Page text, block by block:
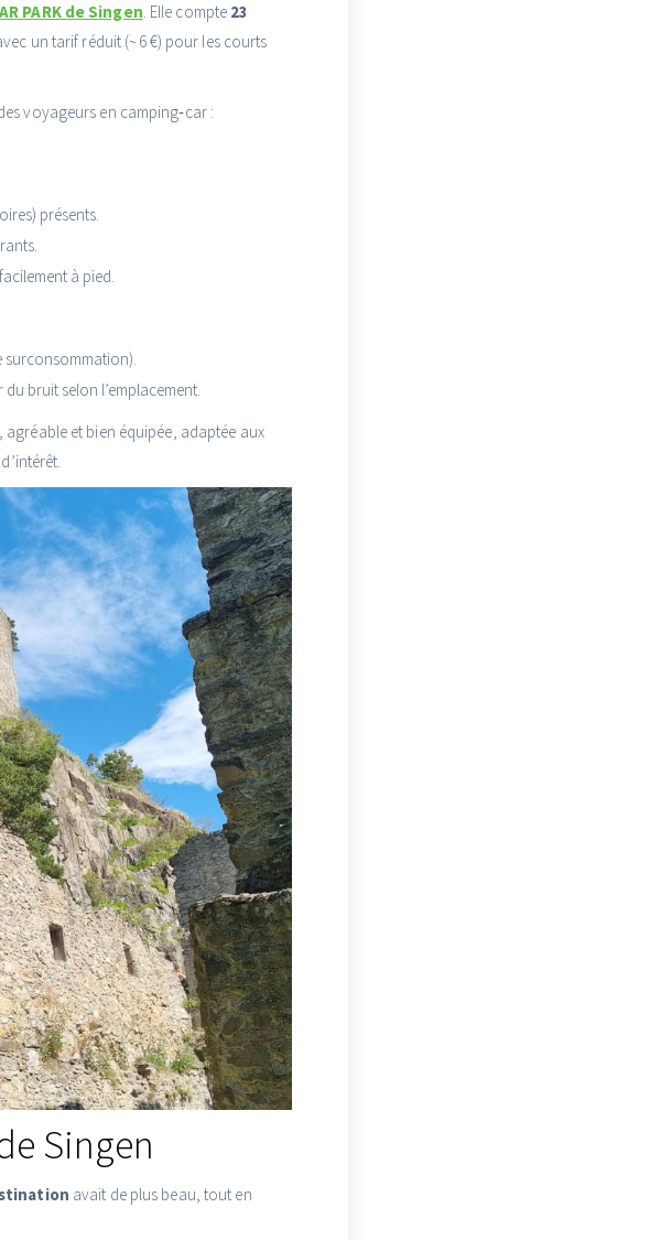
PARK de Singen. Elle compte 23
un tarif réduit (~ 6 €) pour les courts
voyageurs en camping‑car :
présents.
à pied.
surconsommation).
bruit selon l’emplacement.
agréable et bien équipée, adaptée aux
Singen
avait de plus beau, tout en